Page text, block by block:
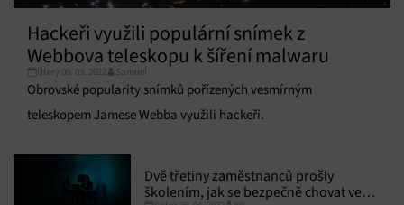
Hackeři využili populární snímek z
Webbova teleskopu k šíření malwaru
Úterý 06. 09. 2022 Samuel
Obrovské popularity snímků pořízených vesmírným
teleskopem Jamese Webba využili hackeři.
Dvě třetiny zaměstnanců prošly
školením, jak se bezpečně chovat ve